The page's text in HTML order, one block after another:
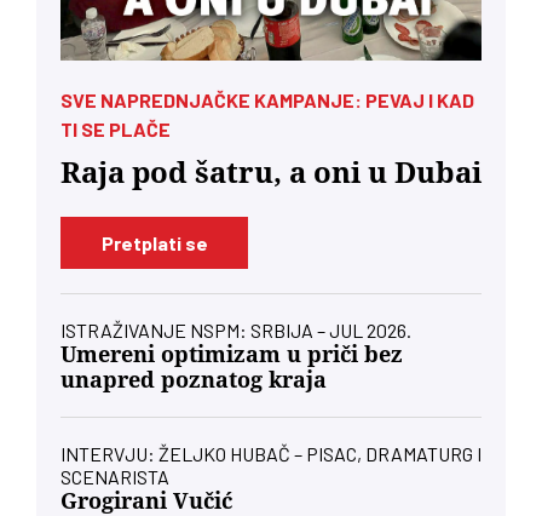
SVE NAPREDNJAČKE KAMPANJE: PEVAJ I KAD
TI SE PLAČE
Raja pod šatru, a oni u Dubai
Pretplati se
ISTRAŽIVANJE NSPM: SRBIJA – JUL 2026.
Umereni optimizam u priči bez
unapred poznatog kraja
INTERVJU: ŽELJKO HUBAČ – PISAC, DRAMATURG I
SCENARISTA
Grogirani Vučić